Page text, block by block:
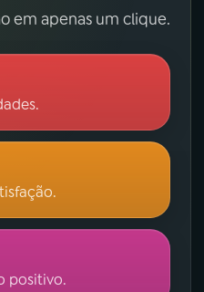
em apenas um clique.
positivo.